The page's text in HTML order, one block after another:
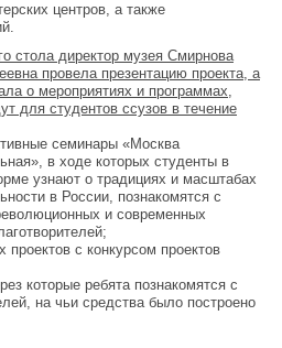
центров, а также
стола директор музея Смирнова
провела презентацию проекта, а
о мероприятиях и программах,
для студентов ссузов в течение
семинары «Москва
в ходе которых студенты в
узнают о традициях и масштабах
в России, познакомятся с
и современных
с конкурсом проектов
которые ребята познакомятся с
на чьи средства было построено